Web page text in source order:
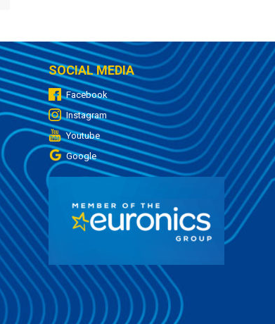
SOCIAL MEDIA
Facebook
Instagram
Youtube
Google